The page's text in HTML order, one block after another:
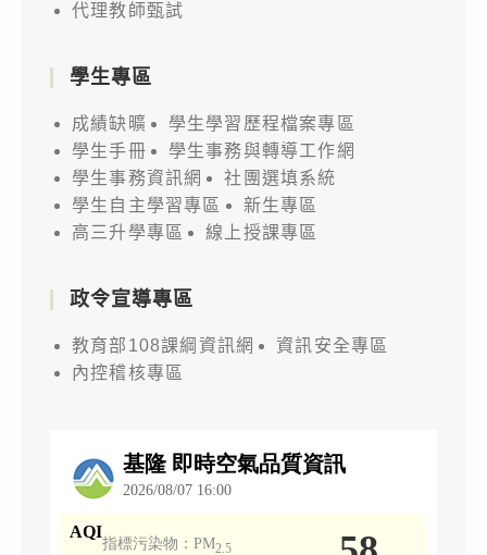
代理教師甄試
學生專區
成績缺曠
學生學習歷程檔案專區
學生手冊
學生事務與轉導工作網
學生事務資訊網
社團選填系統
學生自主學習專區
新生專區
高三升學專區
線上授課專區
政令宣導專區
教育部108課綱資訊網
資訊安全專區
內控稽核專區